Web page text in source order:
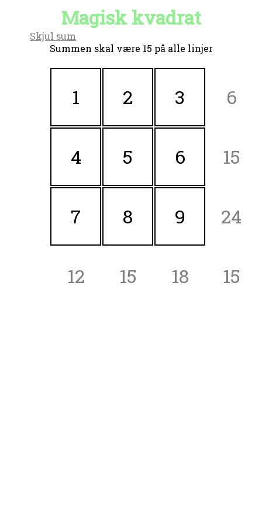
Magisk kvadrat
Skjul sum
Summen skal være 15 på alle linjer
1 2 3 6
4 5 6 15
7 8 9 24
12 15 18 15